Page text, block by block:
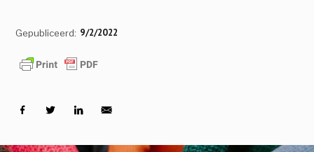
Gepubliceerd: 9/2/2022